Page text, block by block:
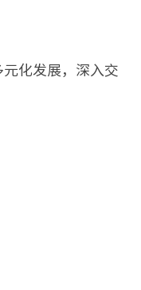
化发展，深入交